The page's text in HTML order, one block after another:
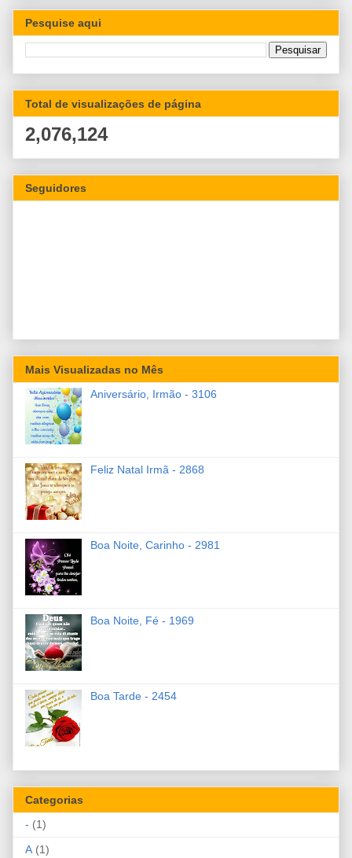
Pesquise aqui
Total de visualizações de página
2,076,124
Seguidores
Mais Visualizadas no Mês
Aniversário, Irmão - 3106
Feliz Natal Irmã - 2868
Boa Noite, Carinho - 2981
Boa Noite, Fé - 1969
Boa Tarde - 2454
Categorias
- (1)
A (1)